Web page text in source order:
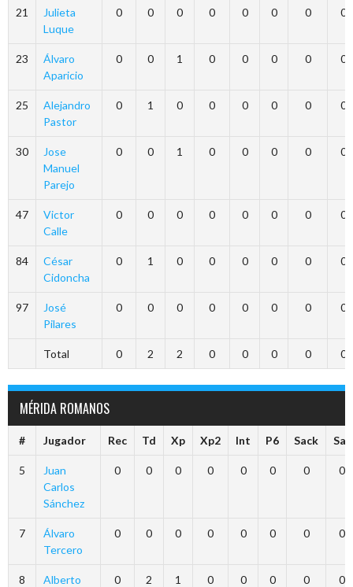
21
Julieta
Luque
0 0 0 0 0 0 0 0
23
Álvaro
Aparicio
0 0 1 0 0 0 0 0
25
Alejandro
Pastor
0 1 0 0 0 0 0 0
30
Jose
Manuel
Parejo
0 0 1 0 0 0 0 0
47
Victor
Calle
0 0 0 0 0 0 0 0
84
César
Cidoncha
0 1 0 0 0 0 0 0
97
José
Pilares
0 0 0 0 0 0 0 0
Total 0 2 2 0 0 0 0 0
MÉRIDA ROMANOS
# Jugador Rec Td Xp Xp2 Int P6 Sack Saf
5
Juan
Carlos
Sánchez
0 0 0 0 0 0 0 0
7
Álvaro
Tercero
0 0 0 0 0 0 0 0
8
Alberto
0 2 1 0 0 0 0 0